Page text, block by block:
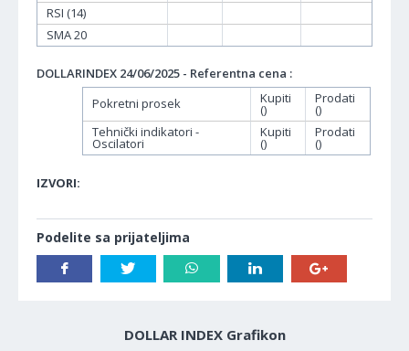
RSI (14)
SMA 20
DOLLARINDEX 24/06/2025 - Referentna cena :
Pokretni prosek
Kupiti
()
Prodati
()
Tehnički indikatori -
Oscilatori
Kupiti
()
Prodati
()
IZVORI:
Podelite sa prijateljima
DOLLAR INDEX Grafikon